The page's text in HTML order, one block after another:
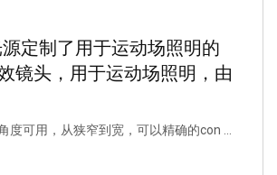
定制了用于运动场照明的
镜头，用于运动场照明，由
度可用，从狭窄到宽，可以精确的con ...